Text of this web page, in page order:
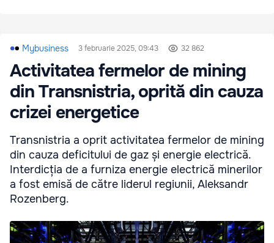
Mybusiness 3 februarie 2025, 09:43 32 862
Activitatea fermelor de mining
din Transnistria, oprită din cauza
crizei energetice
Transnistria a oprit activitatea fermelor de mining
din cauza deficitului de gaz și energie electrică.
Interdicția de a furniza energie electrică minerilor
a fost emisă de către liderul regiunii, Aleksandr
Rozenberg.